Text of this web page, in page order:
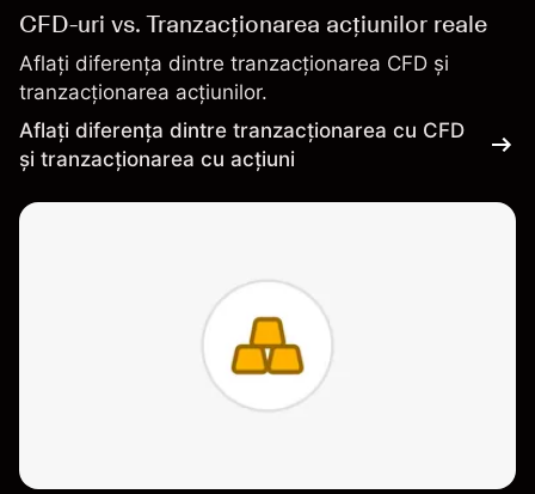
CFD-uri vs. Tranzacționarea acțiunilor reale
Aflați diferența dintre tranzacționarea CFD și
tranzacționarea acțiunilor.
Aflați diferența dintre tranzacționarea cu CFD
și tranzacționarea cu acțiuni